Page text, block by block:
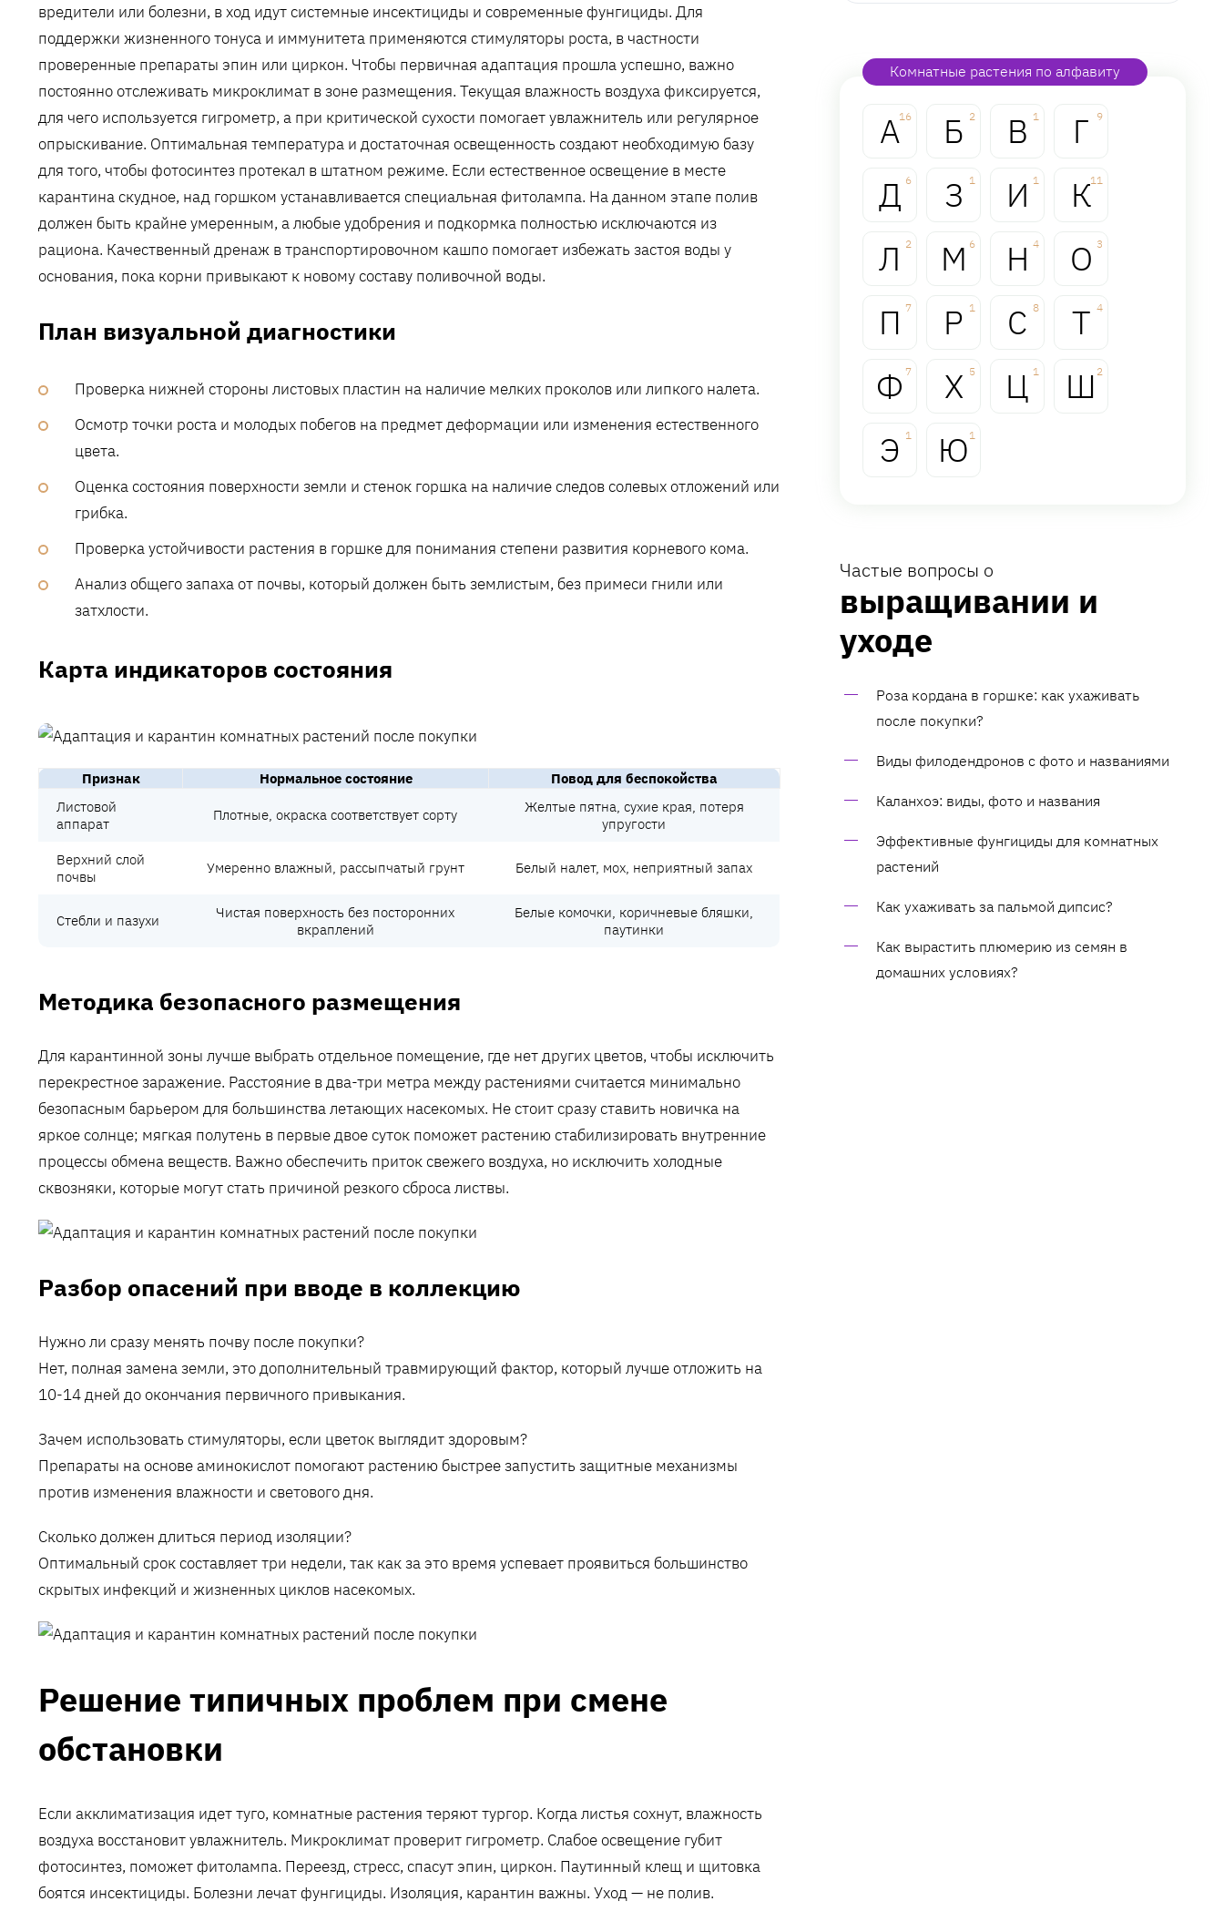
вредители или болезни, в ход идут системные инсектициды и современные фунгициды. Для
поддержки жизненного тонуса и иммунитета применяются стимуляторы роста, в частности
проверенные препараты эпин или циркон. Чтобы первичная адаптация прошла успешно, важно
постоянно отслеживать микроклимат в зоне размещения. Текущая влажность воздуха фиксируется,
для чего используется гигрометр, а при критической сухости помогает увлажнитель или регулярное
опрыскивание. Оптимальная температура и достаточная освещенность создают необходимую базу
для того, чтобы фотосинтез протекал в штатном режиме. Если естественное освещение в месте
карантина скудное, над горшком устанавливается специальная фитолампа. На данном этапе полив
должен быть крайне умеренным, а любые удобрения и подкормка полностью исключаются из
рациона. Качественный дренаж в транспортировочном кашпо помогает избежать застоя воды у
основания, пока корни привыкают к новому составу поливочной воды.
План визуальной диагностики
Проверка нижней стороны листовых пластин на наличие мелких проколов или липкого налета.
Осмотр точки роста и молодых побегов на предмет деформации или изменения естественного
цвета.
Оценка состояния поверхности земли и стенок горшка на наличие следов солевых отложений или
грибка.
Проверка устойчивости растения в горшке для понимания степени развития корневого кома.
Анализ общего запаха от почвы, который должен быть землистым, без примеси гнили или
затхлости.
Карта индикаторов состояния
Признак Нормальное состояние
Повод для беспокойства
Листовой
аппарат
Плотные, окраска соответствует сорту
Желтые пятна, сухие края, потеря
упругости
Верхний слой
почвы
Умеренно влажный, рассыпчатый грунт Белый налет, мох, неприятный запах
Стебли и пазухи
Чистая поверхность без посторонних
вкраплений
Белые комочки, коричневые бляшки,
паутинки
Методика безопасного размещения
Для карантинной зоны лучше выбрать отдельное помещение, где нет других цветов, чтобы исключить
перекрестное заражение. Расстояние в два-три метра между растениями считается минимально
безопасным барьером для большинства летающих насекомых. Не стоит сразу ставить новичка на
яркое солнце; мягкая полутень в первые двое суток поможет растению стабилизировать внутренние
процессы обмена веществ. Важно обеспечить приток свежего воздуха, но исключить холодные
сквозняки, которые могут стать причиной резкого сброса листвы.
Разбор опасений при вводе в коллекцию
Нужно ли сразу менять почву после покупки?
Нет, полная замена земли, это дополнительный травмирующий фактор, который лучше отложить на
10-14 дней до окончания первичного привыкания.
Зачем использовать стимуляторы, если цветок выглядит здоровым?
Препараты на основе аминокислот помогают растению быстрее запустить защитные механизмы
против изменения влажности и светового дня.
Сколько должен длиться период изоляции?
Оптимальный срок составляет три недели, так как за это время успевает проявиться большинство
скрытых инфекций и жизненных циклов насекомых.
Решение типичных проблем при смене
обстановки
Если акклиматизация идет туго, комнатные растения теряют тургор. Когда листья сохнут, влажность
воздуха восстановит увлажнитель. Микроклимат проверит гигрометр. Слабое освещение губит
фотосинтез, поможет фитолампа. Переезд, стресс, спасут эпин, циркон. Паутинный клещ и щитовка
боятся инсектициды. Болезни лечат фунгициды. Изоляция, карантин важны. Уход — не полив.
Комнатные растения по алфавиту
А16 Б 2 В 1 Г 9
Д 6 З 1 И 1 К11
Л 2 М 6 Н 4 О 3
П 7 Р 1 С 8 Т 4
Ф 7 Х 5 Ц 1 Ш 2
Э 1 Ю 1
Частые вопросы о
выращивании и
уходе
Роза кордана в горшке: как ухаживать
после покупки?
Виды филодендронов с фото и названиями
Каланхоэ: виды, фото и названия
Эффективные фунгициды для комнатных
растений
Как ухаживать за пальмой дипсис?
Как вырастить плюмерию из семян в
домашних условиях?